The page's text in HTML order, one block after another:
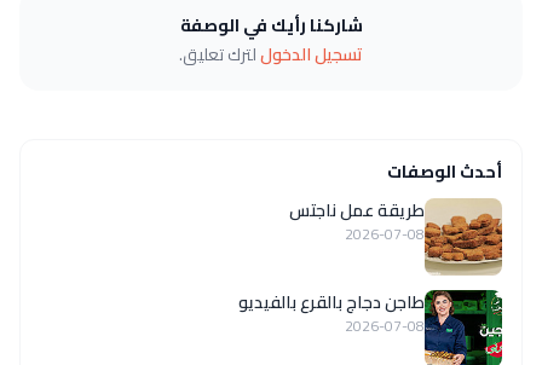
شاركنا رأيك في الوصفة
تسجيل الدخوللترك تعليق.
أحدث الوصفات
طريقة عمل ناجتس
2026-07-08
طاجن دجاج بالقرع بالفيديو
2026-07-08